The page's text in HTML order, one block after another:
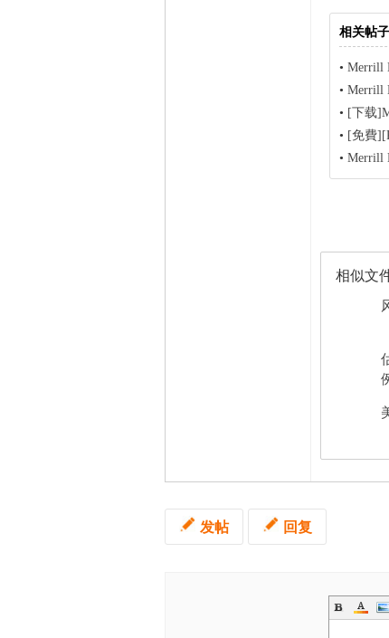
相关帖子
• Merrill
• Merrill
• [下载
• [免費
• Merrill
相似文
发帖 回复